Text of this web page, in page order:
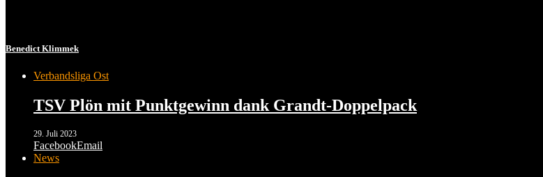
Benedict Klimmek
Verbandsliga Ost
TSV Plön mit Punktgewinn dank Grandt-Doppelpack
29. Juli 2023
FacebookEmail
News